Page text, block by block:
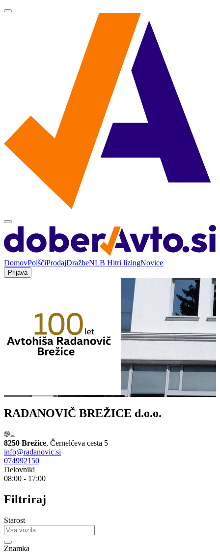
DomovPoiščiProdajDražbeNLB Hitri lizingNovice
Prijava
RADANOVIČ BREŽICE d.o.o.
8250 Brežice, Černelčeva cesta 5
info@radanovic.si
074992150
Delovniki
08:00 - 17:00
Filtriraj
Starost
Znamka